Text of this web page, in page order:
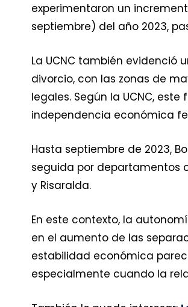
experimentaron un
septiembre) del año 2023,
La UCNC también evidenció
divorcio, con las zonas de
legales. Según la UCNC,
independencia económica
Hasta septiembre de 2023,
seguida por departamentos
y Risaralda.
En este contexto, la
en el aumento de las
estabilidad económica
especialmente cuando la